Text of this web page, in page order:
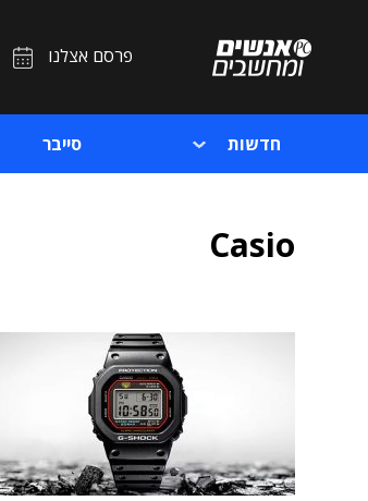
פרסם אצלנו
חדשות סייבר
Casio